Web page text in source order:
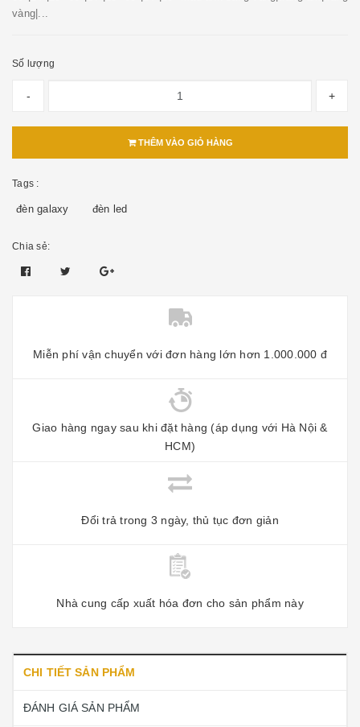
vàng|...
Số lượng
- +
THÊM VÀO GIỎ HÀNG
Tags :
đèn galaxy đèn led
Chia sẻ:
Miễn phí vận chuyển với đơn hàng lớn hơn 1.000.000 đ
Giao hàng ngay sau khi đặt hàng (áp dụng với Hà Nội &
HCM)
Đổi trả trong 3 ngày, thủ tục đơn giản
Nhà cung cấp xuất hóa đơn cho sản phẩm này
CHI TIẾT SẢN PHẨM
ĐÁNH GIÁ SẢN PHẨM